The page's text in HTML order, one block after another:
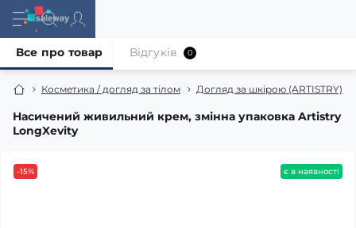
Косметика / догляд за тілом Догляд за шкірою (ARTISTRY)
Насичений живильний крем, змінна упаковка Artistry
LongXevity
Все про товар Відгуків 0
-15% є в наявності